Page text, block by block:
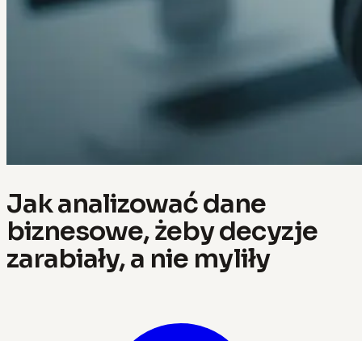
Jak analizować dane
biznesowe, żeby decyzje
zarabiały, a nie myliły